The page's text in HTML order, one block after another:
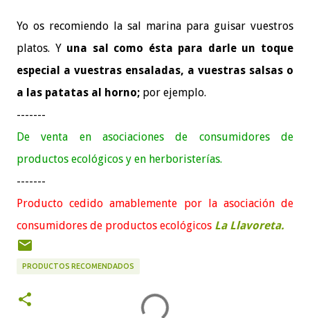
Yo os recomiendo la sal marina para guisar vuestros
platos. Y una sal como ésta para darle un toque
especial a vuestras ensaladas, a vuestras salsas o
a las patatas al horno; por ejemplo.
-------
De venta en asociaciones de consumidores de
productos ecológicos y en herboristerías.
-------
Producto cedido amablemente por la asociación de
consumidores de productos ecológicos La Llavoreta.
PRODUCTOS RECOMENDADOS